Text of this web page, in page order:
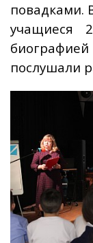
повадками.
учащиеся
послушали